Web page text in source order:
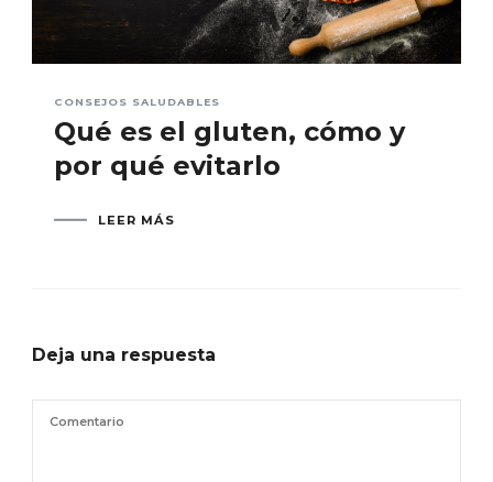
CONSEJOS SALUDABLES
Qué es el gluten, cómo y
por qué evitarlo
LEER MÁS
Deja una respuesta